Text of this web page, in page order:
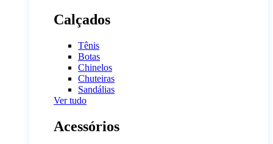
Calçados
Tênis
Botas
Chinelos
Chuteiras
Sandálias
Ver tudo
Acessórios